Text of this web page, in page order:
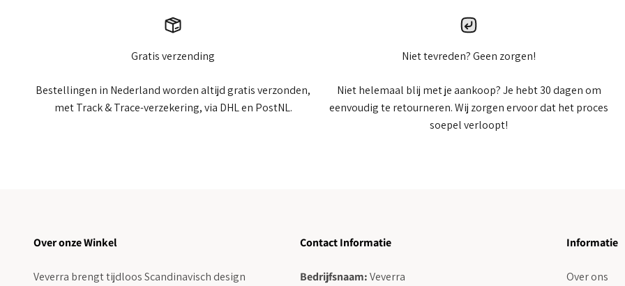
Gratis verzending
Bestellingen in Nederland worden altijd gratis verzonden,
met Track & Trace-verzekering, via DHL en PostNL.
Niet tevreden? Geen zorgen!
Niet helemaal blij met je aankoop? Je hebt 30 dagen om
eenvoudig te retourneren. Wij zorgen ervoor dat het proces
soepel verloopt!
Over onze Winkel
Veverra brengt tijdloos Scandinavisch design
Contact Informatie
Bedrijfsnaam:Veverra
Informatie
Over ons